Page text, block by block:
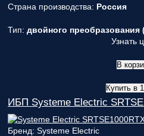
Страна производства: Россия
Тип: двойного преобразования
Узнать
В
Купить в
ИБП Systeme Electric
Бренд: Systeme Electric